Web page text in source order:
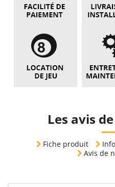
Les avis
Fiche produit
Avis de